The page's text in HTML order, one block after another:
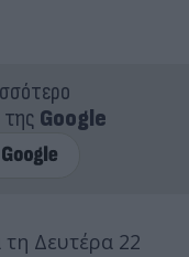
Google
Δευτέρα 22